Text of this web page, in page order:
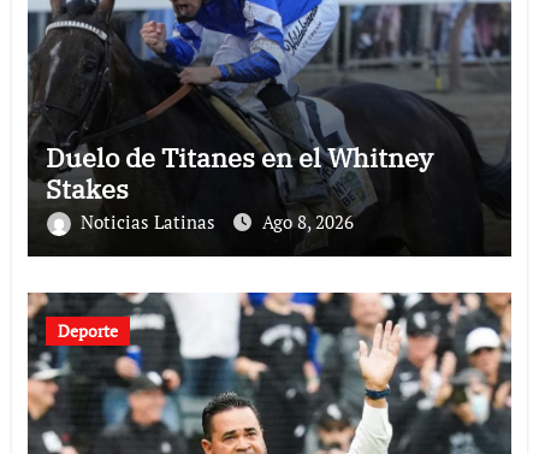
Duelo de Titanes en el Whitney
Stakes
Noticias Latinas Ago 8, 2026
Deporte